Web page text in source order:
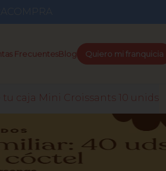
FrecuentesBlog Quiero mi franquicia
tu caja Mini Croissants 10 unids